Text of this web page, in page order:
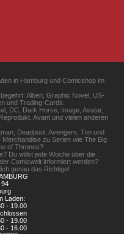
in Hamburg und Comicshop im
Alben, Graphic Novel, US-
und Trading-Cards.
DC, Dark Horse, Image, Avatar,
Avant und vielen anderen
Deadpool, Avengers, Tim und
zu Serien wie The Big
of Thrones?
Du willst jede Woche über die
Comicwelt informiert werden?
genau das Richtige!
94
Laden:
- 19.00
- 19.00
- 16.00